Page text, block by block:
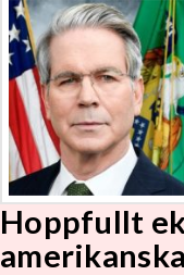
Hoppfullt